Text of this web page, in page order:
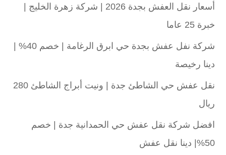
أسعار نقل العفش بجدة 2026 | شركة زهرة الخليج |
خبرة 25 عاما
شركة نفل عفش بجدة حي ابرق الرغامة | خصم 40% |
دينا رخيصة
نقل عفش حي الشاطئ جدة | ونيت أبراج الشاطئ 280
ريال
افضل شركة نقل عفش حي الحمدانية جدة | خصم
50%| دينا نقل عفش